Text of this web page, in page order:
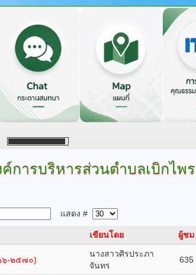
ค์การบริหารส่วนตำบลเบิกไพร
แสดง #
เขียนโดย ผู้ชม
๖-๒๕๗๐)
นางสาวศิรประภา
จันทร
635